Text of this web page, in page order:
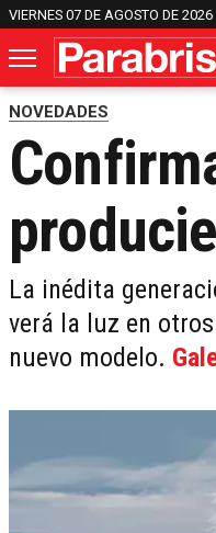
VIERNES 07 DE AGOSTO DE 2026
NOVEDADES
La inédita
verá la luz en
nuevo modelo.